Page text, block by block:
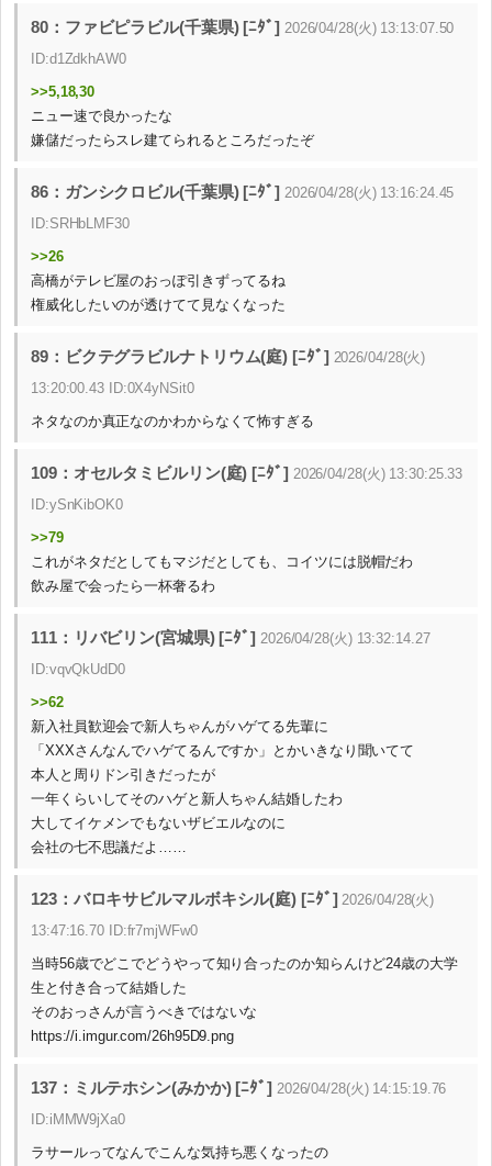
80：ファビピラビル(千葉県) [ﾆﾀﾞ] 2026/04/28(火) 13:13:07.50
ID:d1ZdkhAW0
>>5,18,30
ニュー速で良かったな
嫌儲だったらスレ建てられるところだったぞ
86：ガンシクロビル(千葉県) [ﾆﾀﾞ] 2026/04/28(火) 13:16:24.45
ID:SRHbLMF30
>>26
高橋がテレビ屋のおっぽ引きずってるね
権威化したいのが透けてて見なくなった
89：ビクテグラビルナトリウム(庭) [ﾆﾀﾞ] 2026/04/28(火)
13:20:00.43 ID:0X4yNSit0
ネタなのか真正なのかわからなくて怖すぎる
109：オセルタミビルリン(庭) [ﾆﾀﾞ] 2026/04/28(火) 13:30:25.33
ID:ySnKibOK0
>>79
これがネタだとしてもマジだとしても、コイツには脱帽だわ
飲み屋で会ったら一杯奢るわ
111：リバビリン(宮城県) [ﾆﾀﾞ] 2026/04/28(火) 13:32:14.27
ID:vqvQkUdD0
>>62
新入社員歓迎会で新人ちゃんがハゲてる先輩に
「XXXさんなんでハゲてるんですか」とかいきなり聞いてて
本人と周りドン引きだったが
一年くらいしてそのハゲと新人ちゃん結婚したわ
大してイケメンでもないザビエルなのに
会社の七不思議だよ……
123：バロキサビルマルボキシル(庭) [ﾆﾀﾞ] 2026/04/28(火)
13:47:16.70 ID:fr7mjWFw0
当時56歳でどこでどうやって知り合ったのか知らんけど24歳の大学
生と付き合って結婚した
そのおっさんが言うべきではないな
https://i.imgur.com/26h95D9.png
137：ミルテホシン(みかか) [ﾆﾀﾞ] 2026/04/28(火) 14:15:19.76
ID:iMMW9jXa0
ラサールってなんでこんな気持ち悪くなったの